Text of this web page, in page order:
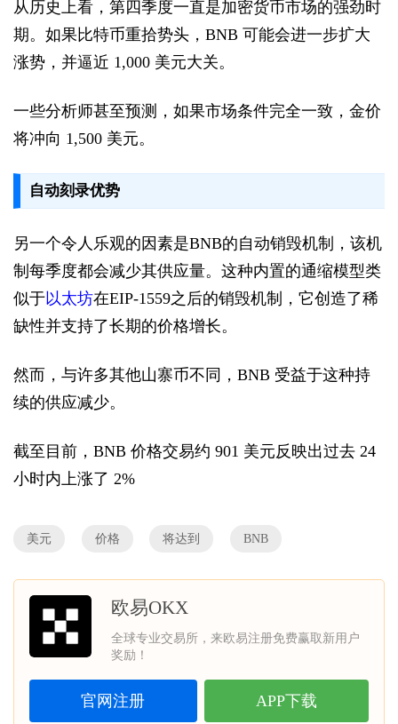
从历史上看，第四季度一直是加密货币市场的强劲时
期。如果比特币重拾势头，BNB 可能会进一步扩大
涨势，并逼近 1,000 美元大关。
一些分析师甚至预测，如果市场条件完全一致，金价
将冲向 1,500 美元。
自动刻录优势
另一个令人乐观的因素是BNB的自动销毁机制，该机
制每季度都会减少其供应量。这种内置的通缩模型类
似于以太坊在EIP-1559之后的销毁机制，它创造了稀
缺性并支持了长期的价格增长。
然而，与许多其他山寨币不同，BNB 受益于这种持
续的供应减少。
截至目前，BNB 价格交易约 901 美元反映出过去 24
小时内上涨了 2%
美元 价格 将达到 BNB
欧易OKX
全球专业交易所，来欧易注册免费赢取新用户
奖励！
官网注册 APP下载